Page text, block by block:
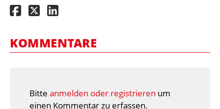
KOMMENTARE
Bitte anmelden oder registrieren um
einen Kommentar zu erfassen.